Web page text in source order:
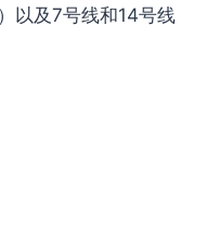
以及7号线和14号线